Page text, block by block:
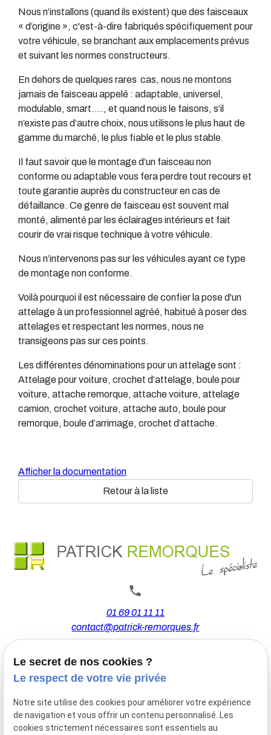
Nous n’installons (quand ils existent) que des faisceaux
« d’origine », c'est-à-dire fabriqués spécifiquement pour
votre véhicule, se branchant aux emplacements prévus
et suivant les normes constructeurs.
En dehors de quelques rares cas, nous ne montons
jamais de faisceau appelé : adaptable, universel,
modulable, smart…., et quand nous le faisons, s’il
n’existe pas d’autre choix, nous utilisons le plus haut de
gamme du marché, le plus fiable et le plus stable.
Il faut savoir que le montage d’un faisceau non
conforme ou adaptable vous fera perdre tout recours et
toute garantie auprès du constructeur en cas de
défaillance. Ce genre de faisceau est souvent mal
monté, alimenté par les éclairages intérieurs et fait
courir de vrai risque technique à votre véhicule.
Nous n’intervenons pas sur les véhicules ayant ce type
de montage non conforme.
Voilà pourquoi il est nécessaire de confier la pose d'un
attelage à un professionnel agréé, habitué à poser des
attelages et respectant les normes, nous ne
transigeons pas sur ces points.
Les différentes dénominations pour un attelage sont :
Attelage pour voiture, crochet d’attelage, boule pour
voiture, attache remorque, attache voiture, attelage
camion, crochet voiture, attache auto, boule pour
remorque, boule d’arrimage, crochet d’attache.
Afficher la documentation
Retour à la liste
01 69 01 11 11
contact@patrick-remorques.fr
44 Avenue de la Division Leclerc
91160 BALLAINVILLIERS
Du Mardi au Samedi
Le secret de nos cookies ?
Le respect de votre vie privée
Notre site utilise des cookies pour améliorer votre expérience
de navigation et vous offrir un contenu personnalisé. Les
cookies strictement nécessaires sont essentiels au